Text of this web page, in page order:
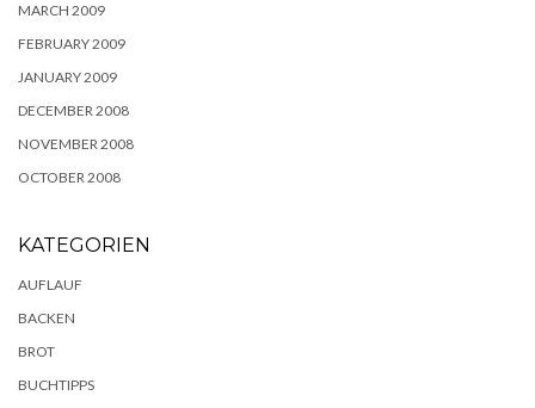
MARCH 2009
FEBRUARY 2009
JANUARY 2009
DECEMBER 2008
NOVEMBER 2008
OCTOBER 2008
KATEGORIEN
AUFLAUF
BACKEN
BROT
BUCHTIPPS